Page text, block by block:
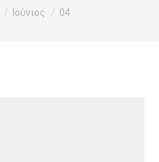
Ιούνιος 04